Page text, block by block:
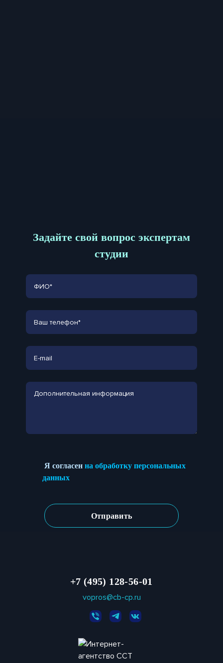
Задайте свой вопрос экспертам
студии
Я согласен на обработку персональных
данных
+7 (495) 128-56-01
vopros@cb-cp.ru